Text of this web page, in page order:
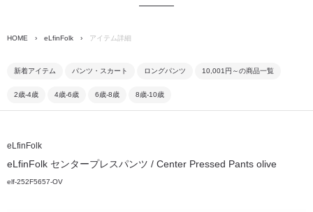
HOME › eLfinFolk › アイテム詳細
新着アイテム パンツ・スカート ロングパンツ 10,001円～の商品一覧
2歳-4歳 4歳-6歳 6歳-8歳 8歳-10歳
eLfinFolk
eLfinFolk センタープレスパンツ / Center Pressed Pants olive
elf-252F5657-OV